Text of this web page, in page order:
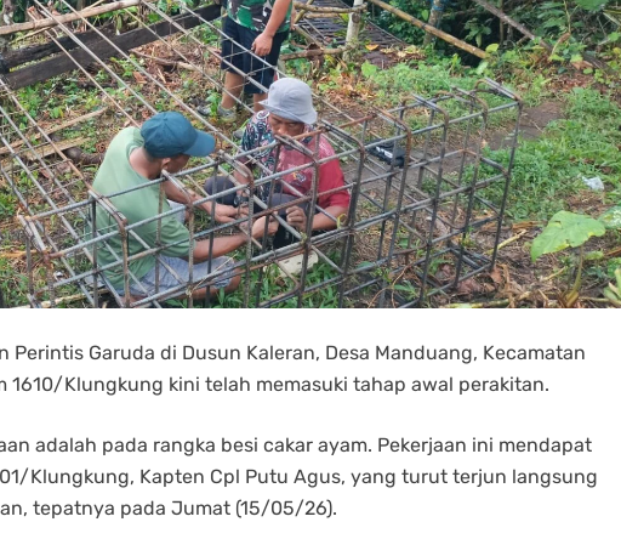
Garuda di Dusun Kaleran, Desa Manduang, Kecamatan
Klungkung kini telah memasuki tahap awal perakitan.
adalah pada rangka besi cakar ayam. Pekerjaan ini mendapat
Klungkung, Kapten Cpl Putu Agus, yang turut terjun langsung
tepatnya pada Jumat (15/05/26).